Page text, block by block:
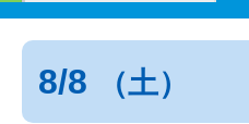
8/8 （土）